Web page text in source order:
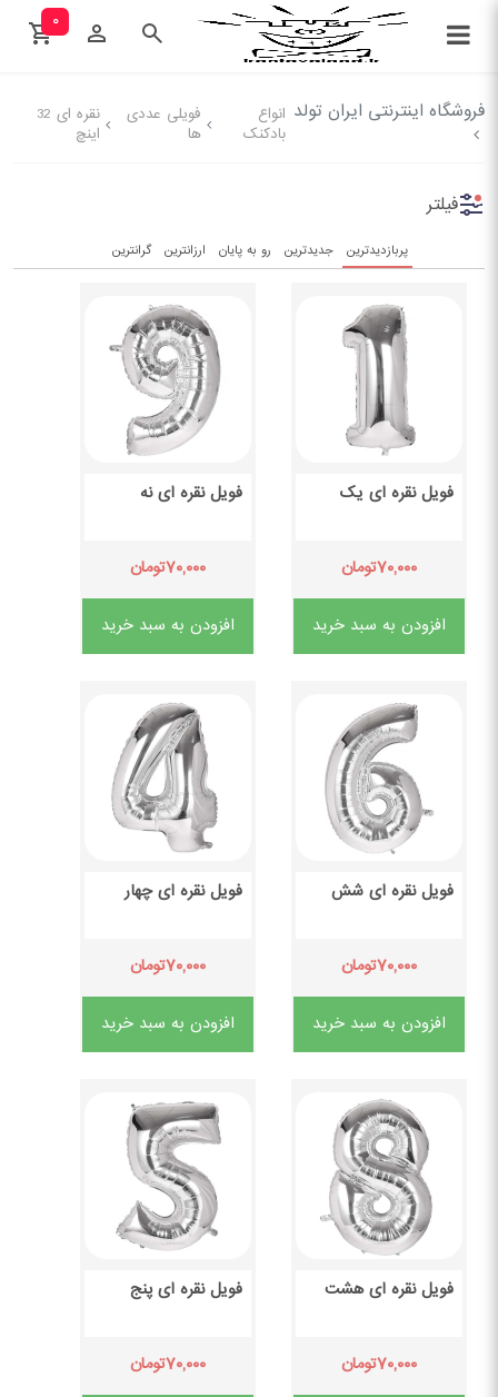
۰
فروشگاه اینترنتی ایران تولد انواع
بادکنک
فویلی عددی
ها
نقره ای 32
اینچ
فیلتر
پربازدیدترین جدیدترین رو به پایان ارزانترین گرانترین
فویل نقره ای یک
۷۰,۰۰۰تومان
افزودن به سبد خرید
فویل نقره ای نه
۷۰,۰۰۰تومان
افزودن به سبد خرید
فویل نقره ای شش
۷۰,۰۰۰تومان
افزودن به سبد خرید
فویل نقره ای چهار
۷۰,۰۰۰تومان
افزودن به سبد خرید
فویل نقره ای هشت
۷۰,۰۰۰تومان
فویل نقره ای پنج
۷۰,۰۰۰تومان